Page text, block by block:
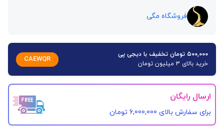
فروشگاه مگی
۵۰۰,۰۰۰ تومان تخفیف با دیجی پی
خرید بالای 3 میلیون تومان
CAEWQR
ارسال رایگان
برای سفارش‌ بالای 6,000,000 تومان